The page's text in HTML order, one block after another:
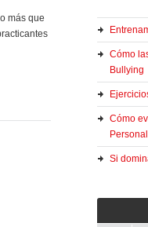
más que
Cómo
Bullying
Cómo
Si